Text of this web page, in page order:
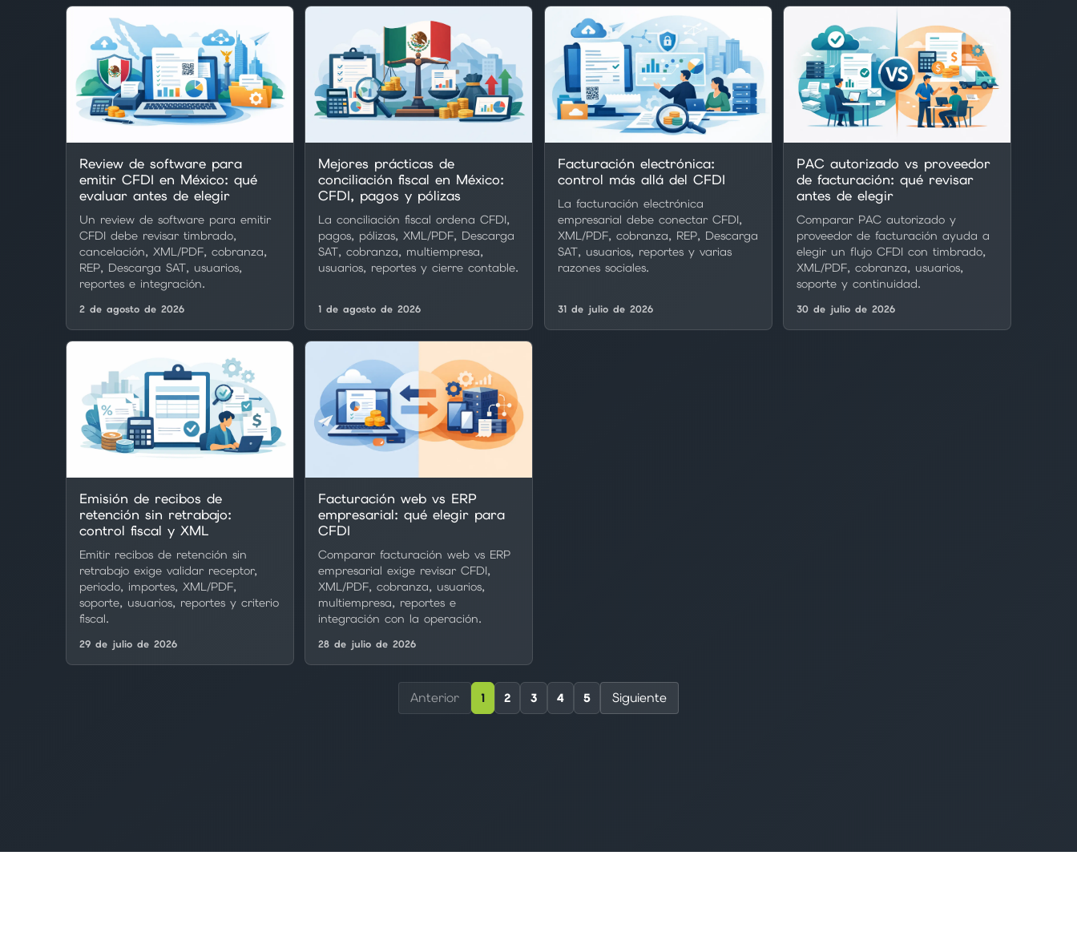
Review de software para
emitir CFDI en México: qué
evaluar antes de elegir
Un review de software para emitir
CFDI debe revisar timbrado,
cancelación, XML/PDF, cobranza,
REP, Descarga SAT, usuarios,
reportes e integración.
2 de agosto de 2026
Mejores prácticas de
conciliación fiscal en México:
CFDI, pagos y pólizas
La conciliación fiscal ordena CFDI,
pagos, pólizas, XML/PDF, Descarga
SAT, cobranza, multiempresa,
usuarios, reportes y cierre contable.
1 de agosto de 2026
Facturación electrónica:
control más allá del CFDI
La facturación electrónica
empresarial debe conectar CFDI,
XML/PDF, cobranza, REP, Descarga
SAT, usuarios, reportes y varias
razones sociales.
31 de julio de 2026
PAC autorizado vs proveedor
de facturación: qué revisar
antes de elegir
Comparar PAC autorizado y
proveedor de facturación ayuda a
elegir un flujo CFDI con timbrado,
XML/PDF, cobranza, usuarios,
soporte y continuidad.
30 de julio de 2026
Emisión de recibos de
retención sin retrabajo:
control fiscal y XML
Emitir recibos de retención sin
retrabajo exige validar receptor,
periodo, importes, XML/PDF,
soporte, usuarios, reportes y criterio
fiscal.
29 de julio de 2026
Facturación web vs ERP
empresarial: qué elegir para
CFDI
Comparar facturación web vs ERP
empresarial exige revisar CFDI,
XML/PDF, cobranza, usuarios,
multiempresa, reportes e
integración con la operación.
28 de julio de 2026
Anterior 1 2 3 4 5 Siguiente